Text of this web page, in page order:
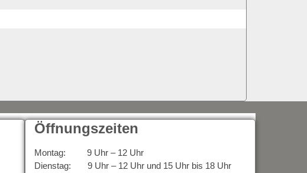
Öffnungszeiten
Montag: 9 Uhr – 12 Uhr
Dienstag: 9 Uhr – 12 Uhr und 15 Uhr bis 18 Uhr